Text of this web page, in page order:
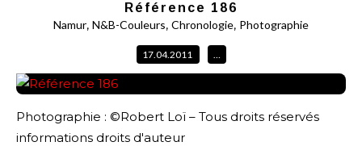
Référence 186
Namur, N&B-Couleurs, Chronologie, Photographie
17.04.2011 …
Photographie : ©Robert Loï – Tous droits réservés
informations droits d'auteur